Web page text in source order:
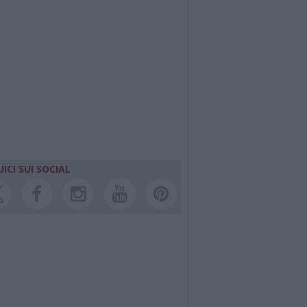
SUI SOCIAL